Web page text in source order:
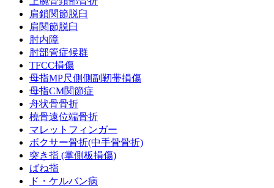
肩鎖関節脱臼
肩関節脱臼
肘内障
肘部管症候群
TFCC損傷
母指MP尺側側副靭帯損傷
母指CM関節症
舟状骨骨折
橈骨遠位端骨折
マレットフィンガー
ボクサー骨折(中手骨骨折)
突き指 (掌側板損傷)
ばね指
ド・ケルバン病